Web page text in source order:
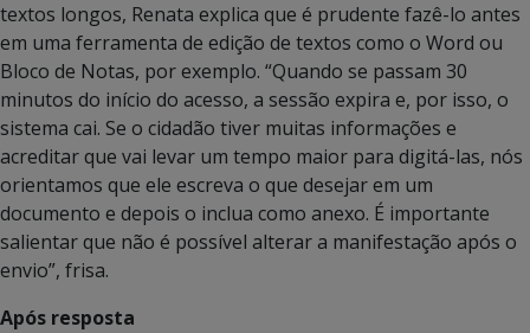
textos longos, Renata explica que é prudente fazê-lo antes
em uma ferramenta de edição de textos como o Word ou
Bloco de Notas, por exemplo. “Quando se passam 30
minutos do início do acesso, a sessão expira e, por isso, o
sistema cai. Se o cidadão tiver muitas informações e
acreditar que vai levar um tempo maior para digitá-las, nós
orientamos que ele escreva o que desejar em um
documento e depois o inclua como anexo. É importante
salientar que não é possível alterar a manifestação após o
envio”, frisa.
Após resposta